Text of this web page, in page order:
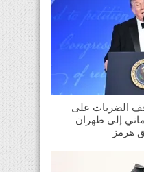
الضربات على
إلى طهران
هرمز